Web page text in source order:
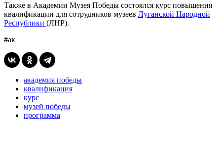
Также в Академии Музея Победы состоялся курс повышения
квалификации для сотрудников музеев Луганской Народной
Республики (ЛНР).
#ак
академия победы
квалификация
курс
музей победы
программа